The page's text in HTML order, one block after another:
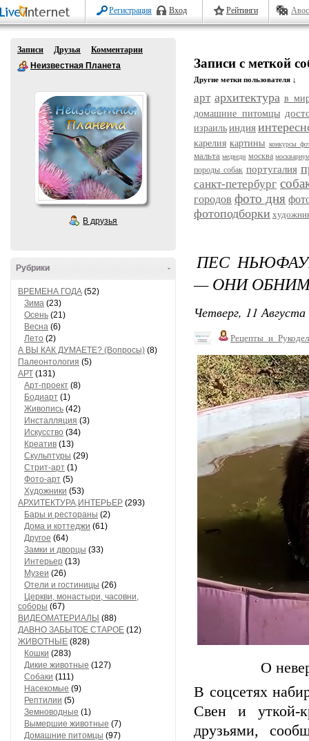
Регистрация Вход Рейтинги
Записи Друзья
Комментарии
Неизвестная Планета
В друзья
-
Рубрики
ВРЕМЕНА ГОДА (52)
Зима (23)
Осень (21)
Весна (6)
Лето (2)
А ВЫ КАК ДУМАЕТЕ? (Вопросы) (8)
Палеонтология (5)
АРТ (131)
Арт-проект (8)
Бодиарт (1)
Живопись (42)
Инсталляция (3)
Искусство (34)
Креатив (13)
Скульптуры (29)
Стрит-арт (1)
Фото-арт (5)
Художники (53)
АРХИТЕКТУРА,ИНТЕРЬЕР (293)
Бары и рестораны (2)
Дома и коттеджи (61)
Другое (64)
Замки и дворцы (33)
Интерьер (13)
Музеи (26)
Отели и гостиницы (26)
Церкви, монастыри, часовни,
соборы (67)
ВИДЕОМАТЕРИАЛЫ (88)
ДАВНО ЗАБЫТОЕ СТАРОЕ (12)
ЖИВОТНЫЕ (828)
Кошки (283)
Дикие животные (127)
Собаки (111)
Насекомые (9)
Рептилии (5)
Земноводные (1)
Вымершие животные (7)
Домашние питомцы (97)
Записи с меткой
Другие метки пользователя ↓
арт архитектура в
домашние питомцы
израиль индия
карелия картины конкурсы
мальта медведи москва
породы собак португалия
санкт-петербург
городов фото дня
фотоподборки
ПЕС
— ОНИ
Четверг, 11
О
В соцсетях
Свен и уткой-
друзьями,